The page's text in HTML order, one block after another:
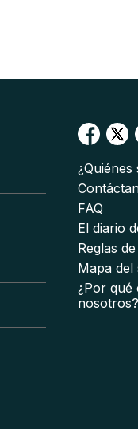
¿Quiénes
FAQ
El diario
Reglas
Mapa del
¿Por qué
nosotros?